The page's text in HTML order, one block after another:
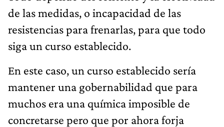
de las medidas, o incapacidad de las
resistencias para frenarlas, para que todo
siga un curso establecido.
En este caso, un curso establecido sería
mantener una gobernabilidad que para
muchos era una química imposible de
concretarse pero que por ahora forja